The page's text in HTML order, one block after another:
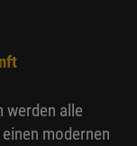
werden alle
modernen